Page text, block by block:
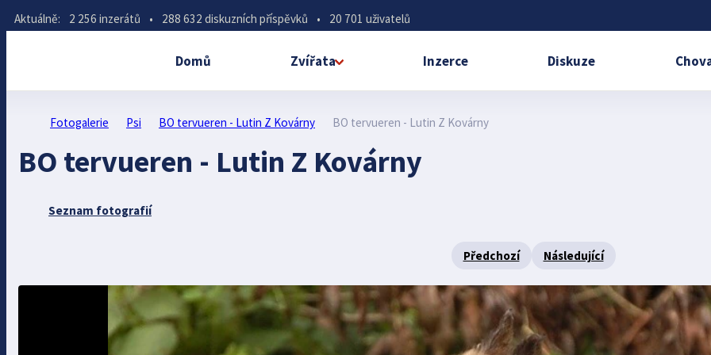
Aktuálně: 2 256 inzerátů • 288 632 diskuzních příspěvků • 20 701 uživatelů
Domů Zvířata Inzerce Diskuze
Fotogalerie Psi BO tervueren - Lutin Z Kovárny BO tervueren - Lutin Z Kovárny
BO tervueren - Lutin Z Kovárny
Seznam fotografií
Předchozí Následující